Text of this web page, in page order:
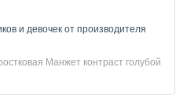
и девочек от производителя
Манжет контраст голубой